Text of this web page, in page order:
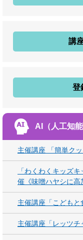
講
登
AI（人工知
主催講座 「簡単クッ
「わくわくキッズ
催《味噌ハヤシに高
主催講座「こどもと
主催講座「レッツ